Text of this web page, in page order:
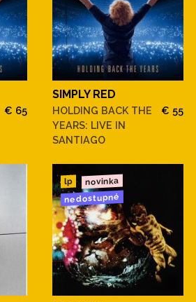
€ 65
SIMPLY RED
HOLDING BACK THE
YEARS: LIVE IN
SANTIAGO
€ 55
lp novinka
nedostupné